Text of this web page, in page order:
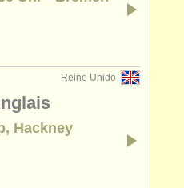
Reino Unido
Hackney